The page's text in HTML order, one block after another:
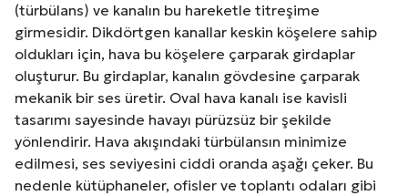
(türbülans) ve kanalın bu hareketle titreşime
girmesidir. Dikdörtgen kanallar keskin köşelere sahip
oldukları için, hava bu köşelere çarparak girdaplar
oluşturur. Bu girdaplar, kanalın gövdesine çarparak
mekanik bir ses üretir. Oval hava kanalı ise kavisli
tasarımı sayesinde havayı pürüzsüz bir şekilde
yönlendirir. Hava akışındaki türbülansın minimize
edilmesi, ses seviyesini ciddi oranda aşağı çeker. Bu
nedenle kütüphaneler, ofisler ve toplantı odaları gibi